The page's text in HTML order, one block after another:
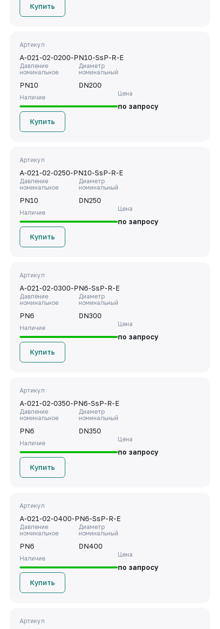
Купить
Артикул
A-021-02-0200-PN10-SsP-R-E
Давление
номинальное
PN10
Диаметр
номинальный
DN200
Наличие
Цена
по запросу
Купить
Артикул
A-021-02-0250-PN10-SsP-R-E
Давление
номинальное
PN10
Диаметр
номинальный
DN250
Наличие
Цена
по запросу
Купить
Артикул
A-021-02-0300-PN6-SsP-R-E
Давление
номинальное
PN6
Диаметр
номинальный
DN300
Наличие
Цена
по запросу
Купить
Артикул
A-021-02-0350-PN6-SsP-R-E
Давление
номинальное
PN6
Диаметр
номинальный
DN350
Наличие
Цена
по запросу
Купить
Артикул
A-021-02-0400-PN6-SsP-R-E
Давление
номинальное
PN6
Диаметр
номинальный
DN400
Наличие
Цена
по запросу
Купить
Артикул